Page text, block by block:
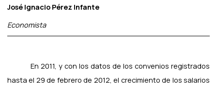
José Ignacio Pérez Infante
Economista
En 2011, y con los datos de los convenios registrados
hasta el 29 de febrero de 2012, el crecimiento de los salarios